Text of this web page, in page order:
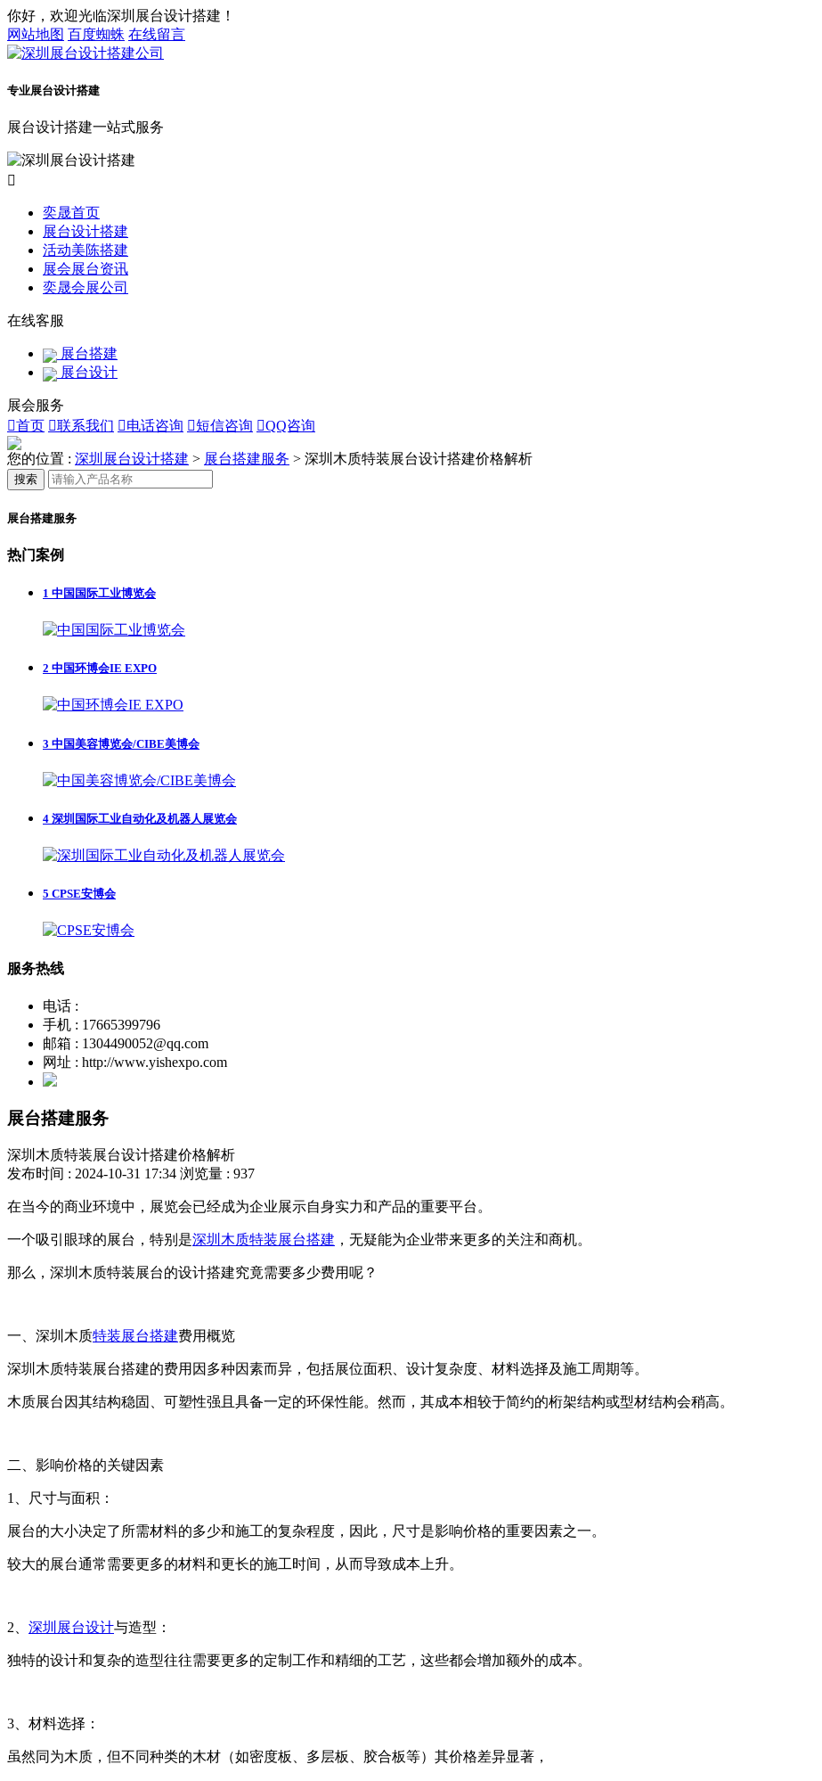
你好，欢迎光临深圳展台设计搭建！
网站地图 百度蜘蛛 在线留言
专业展台设计搭建
展台设计搭建一站式服务

奕晟首页
展台设计搭建
活动美陈搭建
展会展台资讯
奕晟会展公司
在线客服
展台搭建
展台设计
展会服务
首页 联系我们 电话咨询 短信咨询 QQ咨询
您的位置 : 深圳展台设计搭建 > 展台搭建服务 > 深圳木质特装展台设计搭建价格解析
搜索
展台搭建服务
热门案例
1 中国国际工业博览会
2 中国环博会IE EXPO
3 中国美容博览会/CIBE美博会
4 深圳国际工业自动化及机器人展览会
5 CPSE安博会
服务热线
电话 :
手机 : 17665399796
邮箱 : 1304490052@qq.com
网址 : http://www.yishexpo.com
展台搭建服务
深圳木质特装展台设计搭建价格解析
发布时间 : 2024-10-31 17:34 浏览量 : 937
在当今的商业环境中，展览会已经成为企业展示自身实力和产品的重要平台。
一个吸引眼球的展台，特别是深圳木质特装展台搭建 ，无疑能为企业带来更多的关注和商机。
那么，深圳木质特装展台的设计搭建究竟需要多少费用呢？
一、深圳木质特装展台搭建费用概览
深圳木质特装展台搭建的费用因多种因素而异，包括展位面积、设计复杂度、材料选择及施工周期等。
木质展台因其结构稳固、可塑性强且具备一定的环保性能。 然而，其成本相较于简约的桁架结构或型材结构会稍高。
二、影响价格的关键因素
1、尺寸与面积：
展台的大小决定了所需材料的多少和施工的复杂程度，因此，尺寸是影响价格的重要因素之一。
较大的展台通常需要更多的材料和更长的施工时间，从而导致成本上升。
2、 深圳展台设计与造型：
独特的设计和复杂的造型往往需要更多的定制工作和精细的工艺，这些都会增加额外的成本。
3、材料选择：
虽然同为木质，但不同种类的木材（如密度板、多层板、胶合板等）其价格差异显著，